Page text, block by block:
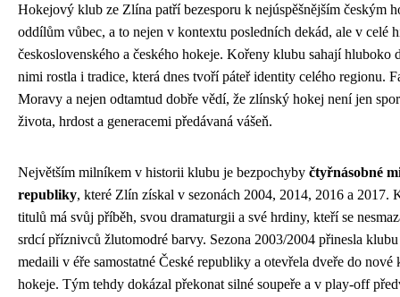
Hokejový klub ze Zlína patří bezesporu k nejúspěšnějším českým
oddílům vůbec, a to nejen v kontextu posledních dekád, ale v celé
československého a českého hokeje. Kořeny klubu sahají hluboko
nimi rostla i tradice, která dnes tvoří páteř identity celého regionu.
Moravy a nejen odtamtud dobře vědí, že zlínský hokej není jen
života, hrdost a generacemi předávaná vášeň.
Největším milníkem v historii klubu je bezpochyby čtyřnásobné
republiky, které Zlín získal v sezonách 2004, 2014, 2016 a 2017.
titulů má svůj příběh, svou dramaturgii a své hrdiny, kteří se
srdcí příznivců žlutomodré barvy. Sezona 2003/2004 přinesla
medaili v éře samostatné České republiky a otevřela dveře do
hokeje. Tým tehdy dokázal překonat silné soupeře a v play-off